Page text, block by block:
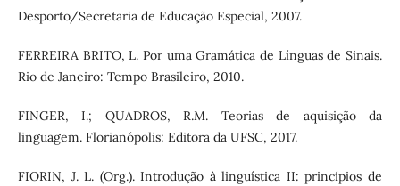
Desporto/Secretaria de Educação Especial, 2007.
FERREIRA BRITO, L. Por uma Gramática de Línguas de Sinais.
Rio de Janeiro: Tempo Brasileiro, 2010.
FINGER, I.; QUADROS, R.M. Teorias de aquisição da
linguagem. Florianópolis: Editora da UFSC, 2017.
FIORIN, J. L. (Org.). Introdução à linguística II: princípios de